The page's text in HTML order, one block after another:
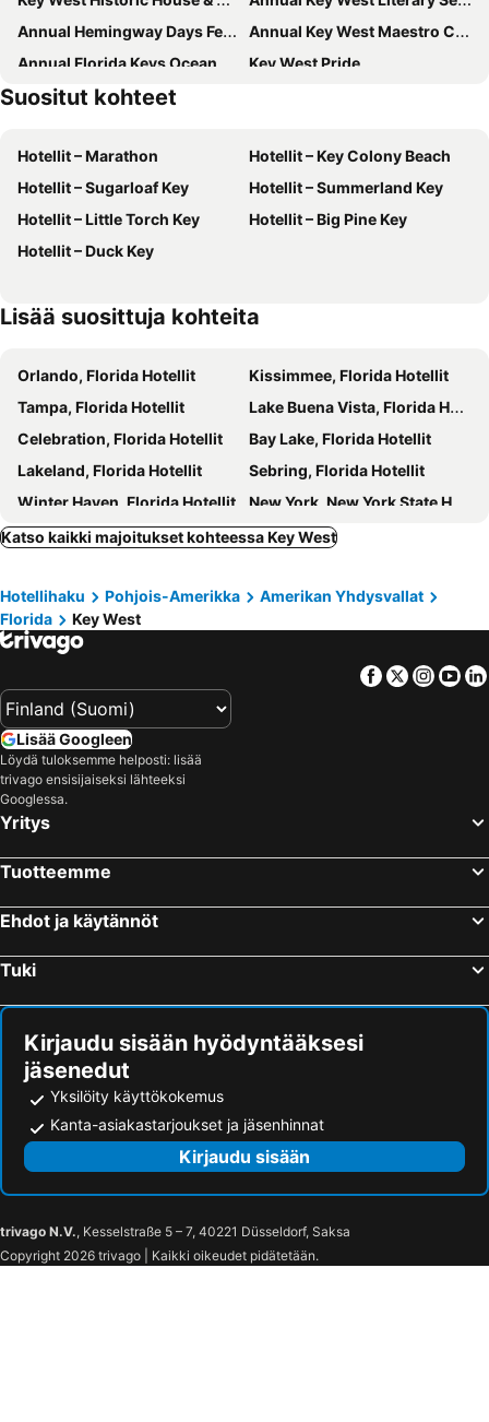
Hyatt Vacation Club at Windward Pointe
Island City House Hotel
Hyatt Vacation Club at Windward Pointe - Key West
Heron House
Winslow's Bungalows - Key West Historic Inns
Truman Hotel
Eden House
La Concha Key West, Autograph Collection
Key West Villas
The Southernmost House
The Capitana Key West
Weatherstation Inn Circa 1911
Orchid Key Inn
Almond Tree Inn
Annual Hemingway Days Festival
Annual Key West Maestro Chef Classic
Annual Florida Keys Ocean Festival
Key West Pride
Mallory Square
Downtown Key West
Key West BrewFest
Suositut kohteet
Hotellit – Marathon
Hotellit – Key Colony Beach
Hotellit – Sugarloaf Key
Hotellit – Summerland Key
Hotellit – Little Torch Key
Hotellit – Big Pine Key
Hotellit – Duck Key
Lisää suosittuja kohteita
Orlando, Florida Hotellit
Kissimmee, Florida Hotellit
Tampa, Florida Hotellit
Lake Buena Vista, Florida Hotellit
Celebration, Florida Hotellit
Bay Lake, Florida Hotellit
Lakeland, Florida Hotellit
Sebring, Florida Hotellit
Winter Haven, Florida Hotellit
New York, New York State Hotellit
Miami Beach, Florida Hotellit
Las Vegas, Nevada Hotellit
Chicago, Illinois Hotellit
Boston, Massachusetts Hotellit
San Francisco, Kalifornia Hotellit
Katso kaikki majoitukset kohteessa Key West
Hotellihaku Pohjois-Amerikka
Amerikan Yhdysvallat
Florida
Key West
Facebook
Twitter
Lisää Googleen
Löydä tuloksemme helposti: lisää
trivago ensisijaiseksi lähteeksi
Googlessa.
Yritys
Tuotteemme
Ehdot ja käytännöt
Tuki
Kirjaudu sisään hyödyntääksesi
jäsenedut
Yksilöity käyttökokemus
Kanta-asiakastarjoukset ja jäsenhinnat
Kirjaudu sisään
trivago N.V., Kesselstraße 5 – 7, 40221 Düsseldorf, Saksa
Copyright 2026 trivago | Kaikki oikeudet pidätetään.